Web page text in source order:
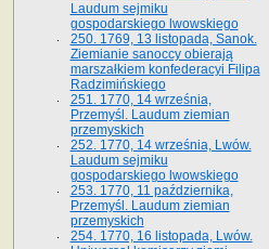
Laudum sejmiku
gospodarskiego lwowskiego
250. 1769, 13 listopada, Sanok.
Ziemianie sanoccy obierają
marszałkiem konfederacyi Filipa
Radzimińskiego
251. 1770, 14 września,
Przemyśl. Laudum ziemian
przemyskich
252. 1770, 14 września, Lwów.
Laudum sejmiku
gospodarskiego lwowskiego
253. 1770, 11 października,
Przemyśl. Laudum ziemian
przemyskich
254. 1770, 16 listopada, Lwów.